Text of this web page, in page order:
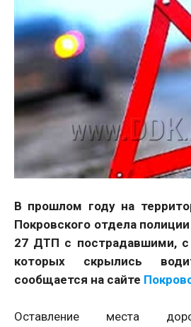
В прошлом году на
Покровского отдела
27 ДТП с пострадавшими,
которых скрылись
сообщается на сайте
Оставление места